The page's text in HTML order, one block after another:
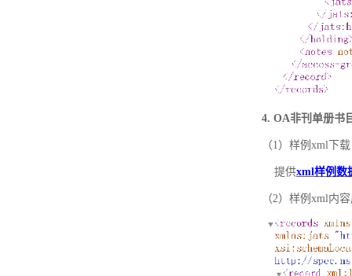
4. OA非刊单册书
（1）样例xml下载
提供xml样例数
（2）样例xml内